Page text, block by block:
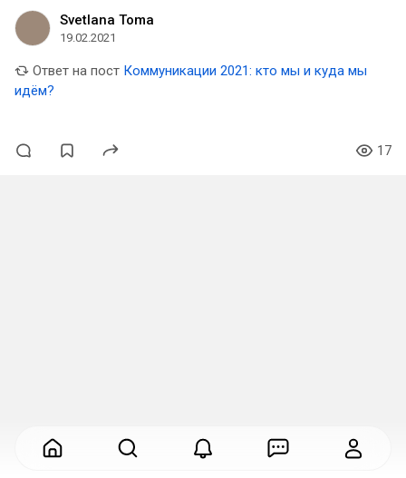
Svetlana Toma
19.02.2021
Ответ на пост Коммуникации 2021: кто мы и куда мы
идём?
17